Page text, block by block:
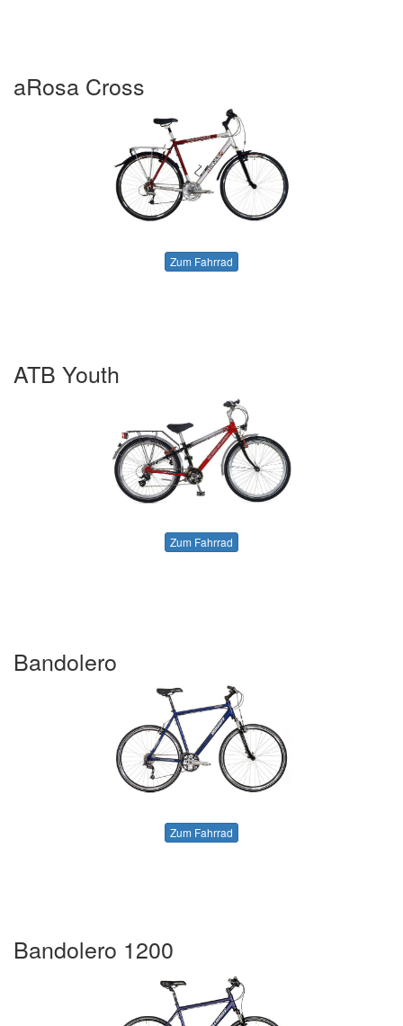
aRosa Cross
Zum Fahrrad
ATB Youth
Zum Fahrrad
Bandolero
Zum Fahrrad
Bandolero 1200